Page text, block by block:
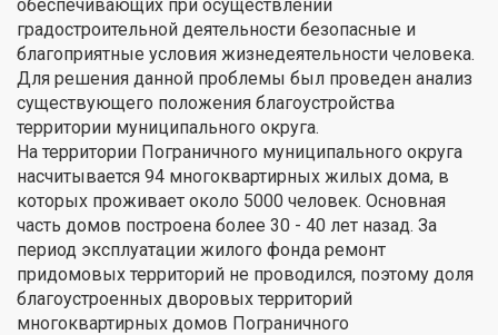
обеспечивающих при осуществлении
градостроительной деятельности безопасные и
благоприятные условия жизнедеятельности человека.
Для решения данной проблемы был проведен анализ
существующего положения благоустройства
территории муниципального округа.
На территории Пограничного муниципального округа
насчитывается 94 многоквартирных жилых дома, в
которых проживает около 5000 человек. Основная
часть домов построена более 30 - 40 лет назад. За
период эксплуатации жилого фонда ремонт
придомовых территорий не проводился, поэтому доля
благоустроенных дворовых территорий
многоквартирных домов Пограничного